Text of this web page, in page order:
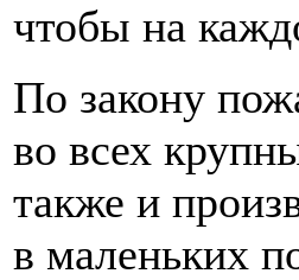
чтобы на
По закону
во всех
также и
в маленьких